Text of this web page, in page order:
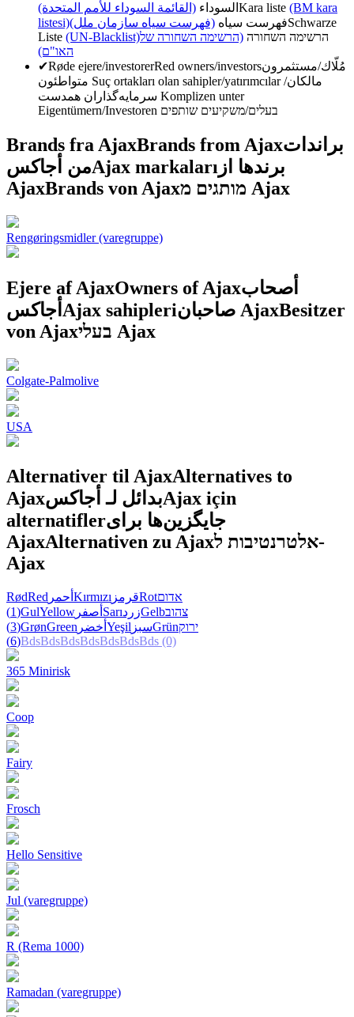
السوداء (القائمة السوداء للأمم المتحدة) Kara liste (BM kara
listesi)
فهرست سیاه (فهرست سیاه سازمان ملل)
Schwarze
Liste (UN-Blacklist) הרשימה השחורה (הרשימה השחורה של
האו"ם)
✔Røde ejere/investorerRed owners/investorsمُلّاك/مستثمرون
Suç ortakları olan sahipler/yatırımcılarمالکان/
Komplizen unter
Eigentümern/Investoren בעלים/משקיעים שותפים
Brands fra AjaxBrands from Ajaxبراندات
من أجاكسAjax markaları برندها از
AjaxBrands von Ajax מותגים מ Ajax
Rengøringsmidler (varegruppe)
Ejere af AjaxOwners of Ajaxأصحاب
أجاكس Ajax sahipleri صاحبان AjaxBesitzer
von Ajax
בעלי Ajax
Colgate-Palmolive
USA
Alternativer til AjaxAlternatives to
Ajaxبدائل لـ أجاكسAjax için
alternatiflerجایگزین‌ها برای
AjaxAlternativen zu Ajaxאלטרנטיבות ל-
Ajax
RødRed أحمر Kırmızı قرمزRotאדום
(1)GulYellow أصفر SarıزردGelbצהוב
(3)GrønGreen أخضر Yeşil سبزGrünירוק
(6)BdsBdsBdsBdsBdsBdsBds (0)
365 Minirisk
Coop
Fairy
Frosch
Hello Sensitive
Jul (varegruppe)
R (Rema 1000)
Ramadan (varegruppe)